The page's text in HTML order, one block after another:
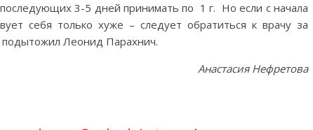
3-5 дней принимать по 1 г. Но если с начала
себя только хуже – следует обратиться к врачу за
Леонид Парахнич.
Анастасия Нефретова